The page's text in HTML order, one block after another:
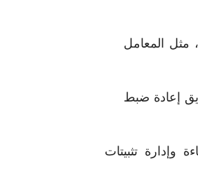
مثل المعامل
إعادة ضبط
وإدارة تثبيتات